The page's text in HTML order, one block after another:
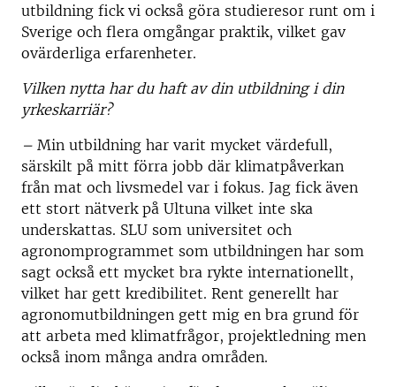
utbildning fick vi också göra studieresor runt om i
Sverige och flera omgångar praktik, vilket gav
ovärderliga erfarenheter.
Vilken nytta har du haft av din utbildning i din
yrkeskarriär?
– Min utbildning har varit mycket värdefull,
särskilt på mitt förra jobb där klimatpåverkan
från mat och livsmedel var i fokus. Jag fick även
ett stort nätverk på Ultuna vilket inte ska
underskattas. SLU som universitet och
agronomprogrammet som utbildningen har som
sagt också ett mycket bra rykte internationellt,
vilket har gett kredibilitet. Rent generellt har
agronomutbildningen gett mig en bra grund för
att arbeta med klimatfrågor, projektledning men
också inom många andra områden.